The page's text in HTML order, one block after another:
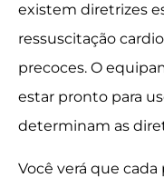
existem diretrizes
ressuscitação
precoces. O
estar pronto para
determinam as
Você verá que